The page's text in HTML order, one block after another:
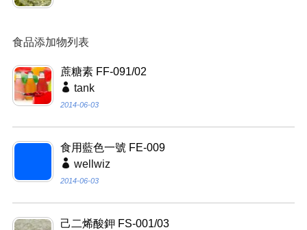
食品添加物列表
蔗糖素 FF-091/02
tank
2014-06-03
食用藍色一號 FE-009
wellwiz
2014-06-03
己二烯酸鉀 FS-001/03